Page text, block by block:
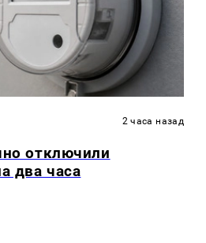
2 часа назад
отключили
два часа